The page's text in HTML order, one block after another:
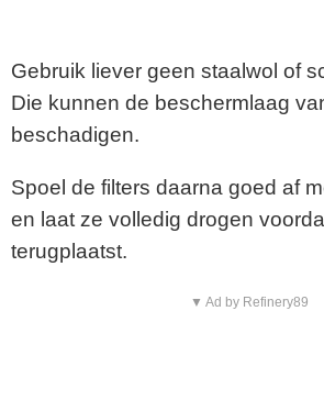
Gebruik liever geen staalwol of
Die kunnen de beschermlaag
beschadigen.
Spoel de filters daarna goed af
en laat ze volledig drogen
terugplaatst.
▼ Ad by Refinery89